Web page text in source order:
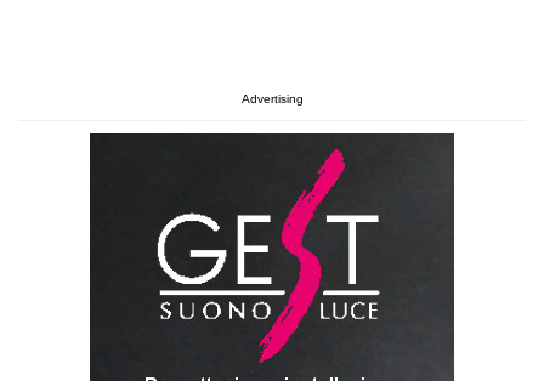
Advertising